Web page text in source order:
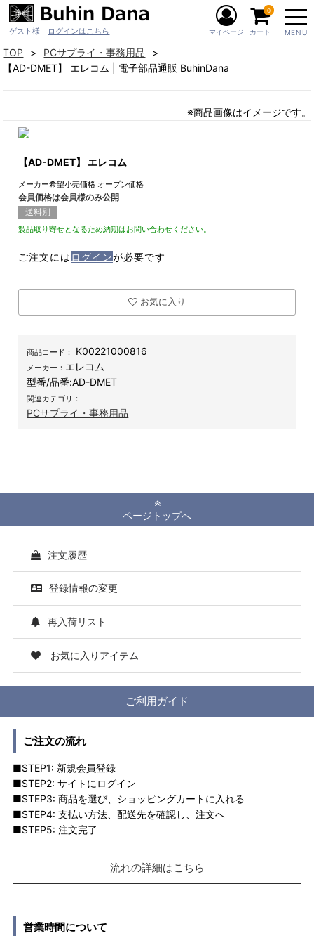
ゲスト様 ログインはこちら MENU
マイページ カート
0
TOP
PCサプライ・事務用品
【AD-DMET】 エレコム | 電子部品通販 BuhinDana
※商品画像はイメージです。
【AD-DMET】 エレコム
メーカー希望小売価格 オープン価格
会員価格は会員様のみ公開
送料別
製品取り寄せとなるため納期はお問い合わせください。
ご注文には ログインが必要です
お気に入り
商品コード： K00221000816
メーカー： エレコム
型番/品番:AD-DMET
関連カテゴリ：
PCサプライ・事務用品
ページトップへ
注文履歴
登録情報の変更
再入荷リスト
お気に入りアイテム
ご利用ガイド
ご注文の流れ
■STEP1: 新規会員登録
■STEP2: サイトにログイン
■STEP3: 商品を選び、ショッピングカートに入れる
■STEP4: 支払い方法、配送先を確認し、注文へ
■STEP5: 注文完了
流れの詳細はこちら
営業時間について